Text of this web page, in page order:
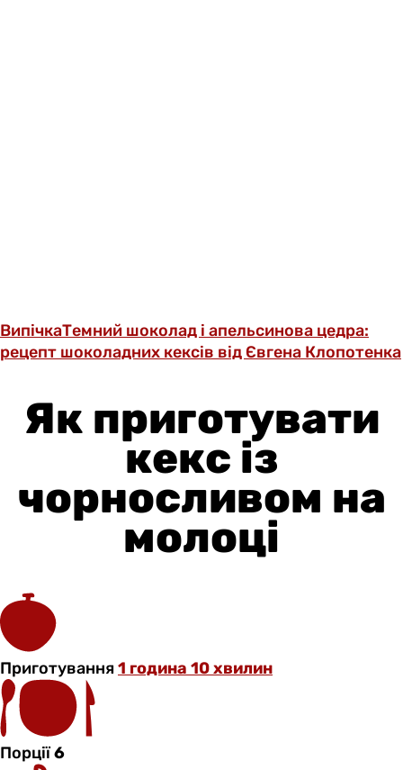
ВипічкаТемний шоколад і апельсинова цедра:
рецепт шоколадних кексів від Євгена Клопотенка
Як приготувати
кекс із
чорносливом на
молоці
Приготування1 година 10 хвилин
Порції6